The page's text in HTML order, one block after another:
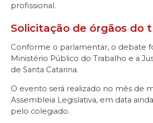
profissional.
Solicitação de órgãos do
Conforme o parlamentar, o debate
Ministério Público do Trabalho e a
de Santa Catarina.
O evento será realizado no mês de
Assembleia Legislativa, em data
pelo colegiado.